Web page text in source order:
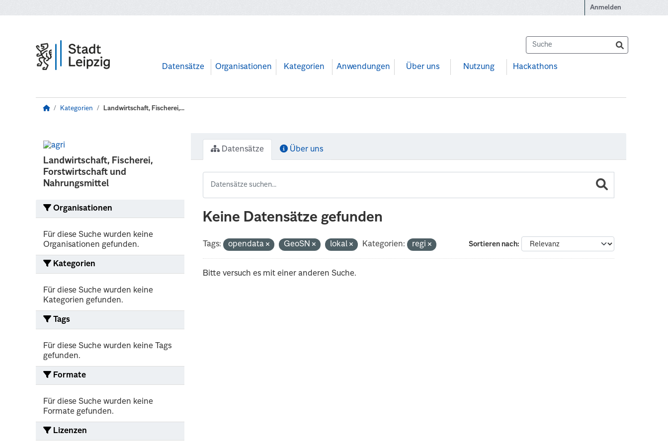
Anmelden
Datensätze Organisationen Kategorien Anwendungen Über uns Nutzung Hackathons
Kategorien Landwirtschaft, Fischerei,...
Landwirtschaft, Fischerei,
Forstwirtschaft und
Nahrungsmittel
Organisationen
Für diese Suche wurden keine
Organisationen gefunden.
Kategorien
Für diese Suche wurden keine
Kategorien gefunden.
Tags
Für diese Suche wurden keine Tags
gefunden.
Formate
Für diese Suche wurden keine
Formate gefunden.
Lizenzen
Datensätze Über uns
Keine Datensätze gefunden
Sortieren nach
Tags: opendata GeoSN lokal Kategorien: regi
Bitte versuch es mit einer anderen Suche.